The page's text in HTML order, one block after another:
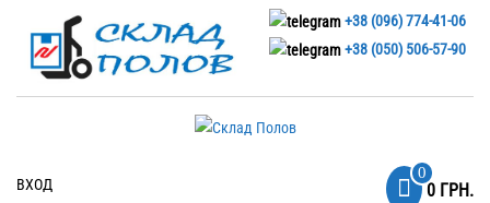
+38 (096) 774-41-06
+38 (050) 506-57-90
ВХОД
0
0 ГРН.